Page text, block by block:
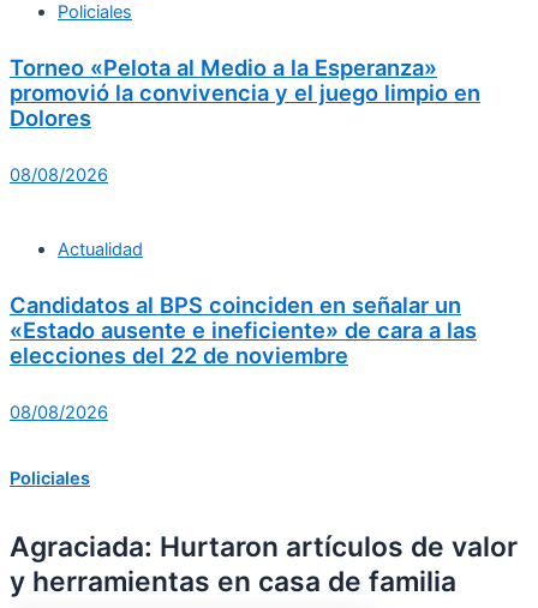
Policiales
Torneo «Pelota al Medio a la Esperanza»
promovió la convivencia y el juego limpio en
Dolores
08/08/2026
Actualidad
Candidatos al BPS coinciden en señalar un
«Estado ausente e ineficiente» de cara a las
elecciones del 22 de noviembre
08/08/2026
Policiales
Agraciada: Hurtaron artículos de valor
y herramientas en casa de familia